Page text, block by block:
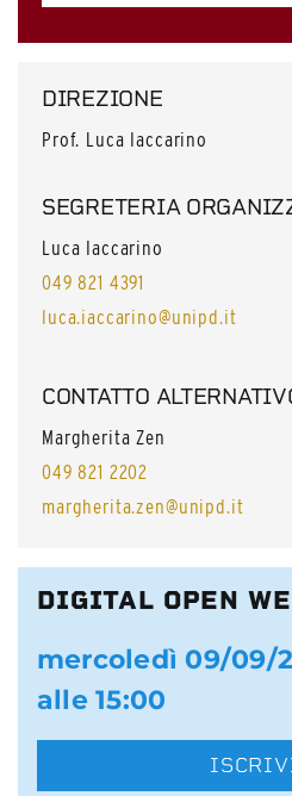
DIREZIONE
Prof. Luca Iaccarino
SEGRETERIA
Luca Iaccarino
049 821 4391
luca.iaccarino@unipd.it
CONTATTO
Margherita Zen
049 821 2202
margherita.zen@unipd.it
DIGITAL OPEN
mercoledì 09/09/
alle 15:00